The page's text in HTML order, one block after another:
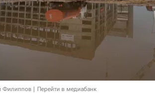
Филиппов Перейти в медиабанк